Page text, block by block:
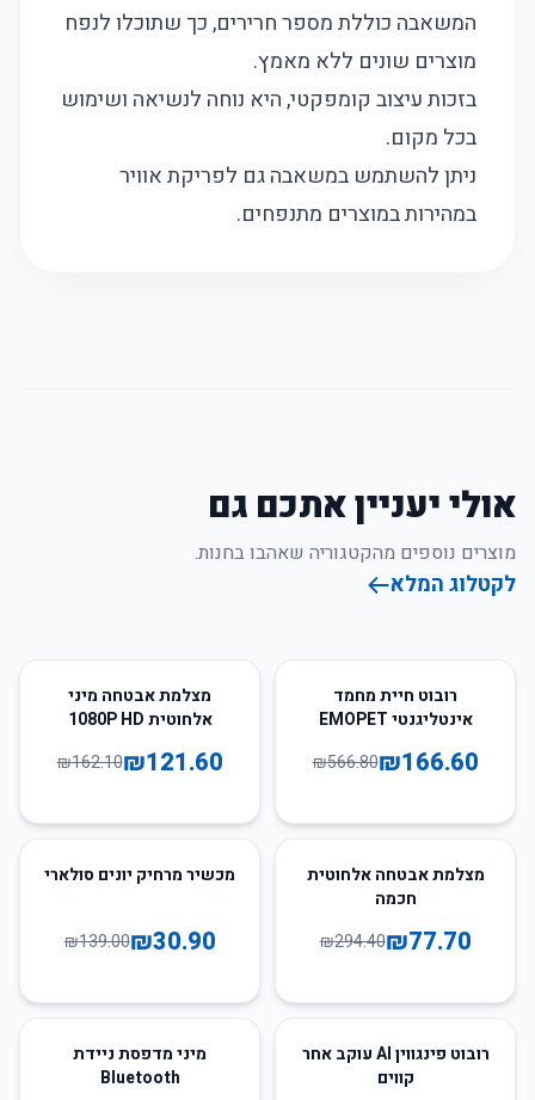
המשאבה כוללת מספר חרירים, כך שתוכלו לנפח
מוצרים שונים ללא מאמץ.
בזכות עיצוב קומפקטי, היא נוחה לנשיאה ושימוש
בכל מקום.
ניתן להשתמש במשאבה גם לפריקת אוויר
במהירות במוצרים מתנפחים.
אולי יעניין אתכם גם
מוצרים נוספים מהקטגוריה שאהבו בחנות.
לקטלוג המלא
רובוט חיית מחמד
אינטליגנטי EMOPET
₪166.60
₪566.80
מצלמת אבטחה מיני
אלחוטית 1080P HD
₪121.60
₪162.10
74
מצלמת אבטחה אלחוטית
חכמה
₪77.70
₪294.40
78%מכשיר מרחיק יונים סולארי
₪30.90
₪139.00
77%
רובוט פינגווין AI עוקב אחר
קווים
מיני מדפסת ניידת
Bluetooth